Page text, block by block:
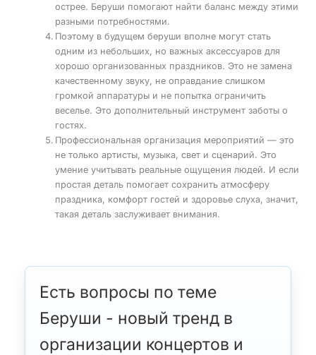
острее. Беруши помогают найти баланс между этими
разными потребностями.
Поэтому в будущем беруши вполне могут стать
одним из небольших, но важных аксессуаров для
хорошо организованных праздников. Это не замена
качественному звуку, не оправдание слишком
громкой аппаратуры и не попытка ограничить
веселье. Это дополнительный инструмент заботы о
гостях.
Профессиональная организация мероприятий — это
не только артисты, музыка, свет и сценарий. Это
умение учитывать реальные ощущения людей. И если
простая деталь помогает сохранить атмосферу
праздника, комфорт гостей и здоровье слуха, значит,
такая деталь заслуживает внимания.
Есть вопросы по теме
Беруши - новый тренд в
организации концертов и